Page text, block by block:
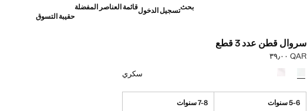
بحثتسجيل الدخولقائمة العناصر المفضلة
حقيبة التسوق
سروال قطن عدد 3 قطع
السعر الحالي [QAR ٣٩٫٠٠ ]
QAR ٣٩٫٠٠
حدد اللون
سكري
5-6 سنوات 7-8 سنوات